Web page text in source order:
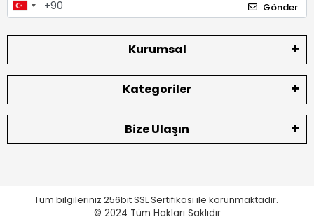
Gönder
Kurumsal
Kategoriler
Bize Ulaşın
Tüm bilgileriniz 256bit SSL Sertifikası ile korunmaktadır.
© 2024 Tüm Hakları Saklıdır